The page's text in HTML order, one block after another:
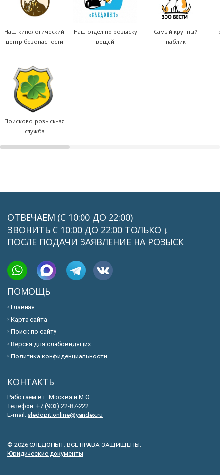
Наш кинологический
центр безопасности
Наш отдел по розыску
вещей
Самый крупный
паблик
Поисково-розыскная
служба
ОТВЕЧАЕМ (С 10:00 ДО 22:00)
ЗВОНИТЬ C 10:00 ДО 22:00 ТОЛЬКО ↓
ПОСЛЕ ПОДАЧИ ЗАЯВЛЕНИЕ НА РОЗЫСК
ПОМОЩЬ
Главная
Карта сайта
Поиск по сайту
Версия для слабовидящих
Политика конфиденциальности
КОНТАКТЫ
Работаем в г. Москва и М.О.
Телефон: +7 (903) 22-87-222
E-mail: sledopit.online@yandex.ru
© 2026 СЛЕДОПЫТ. ВСЕ ПРАВА ЗАЩИЩЕНЫ.
Юридические документы